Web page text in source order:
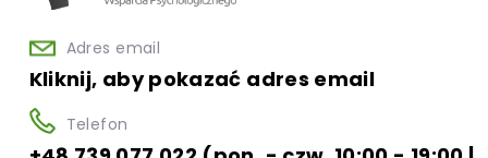
Adres email
Kliknij, aby pokazać adres email
Telefon